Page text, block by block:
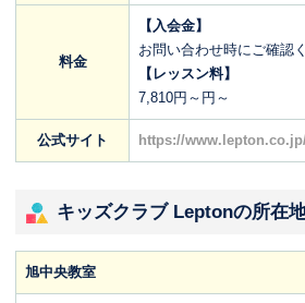
料金
【入会金】
お問い合わせ時にご確認
【レッスン料】
7,810円～円～
公式サイト https://
キッズクラブ Leptonの所在
旭中央教室